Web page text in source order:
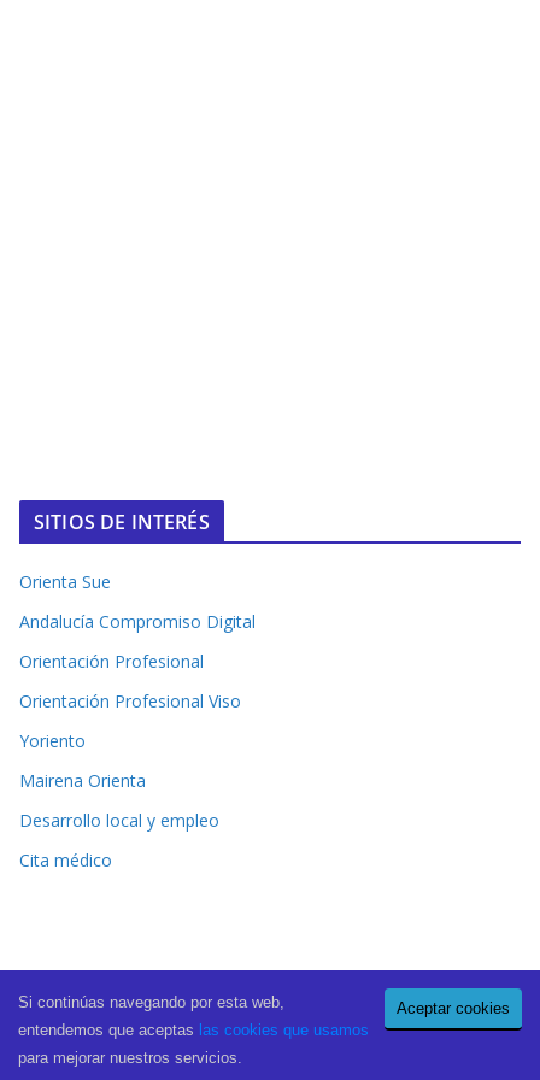
SITIOS DE INTERÉS
Orienta Sue
Andalucía Compromiso Digital
Orientación Profesional
Orientación Profesional Viso
Yoriento
Mairena Orienta
Desarrollo local y empleo
Cita médico
Copyright © 2026El Periódico de Mairena
. All rights reserved.
Theme:
ColorMag Pro by ThemeGrill. Powered by
Aceptar cookies
Si continúas navegando por esta web,
entendemos que aceptas las cookies que usamos
para mejorar nuestros servicios.